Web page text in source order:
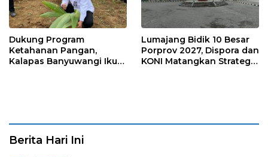
Dukung Program
Ketahanan Pangan,
Kalapas Banyuwangi Ikuti
Lumajang Bidik 10 Besar
Porprov 2027, Dispora dan
KONI Matangkan Strategi
Berita Hari Ini